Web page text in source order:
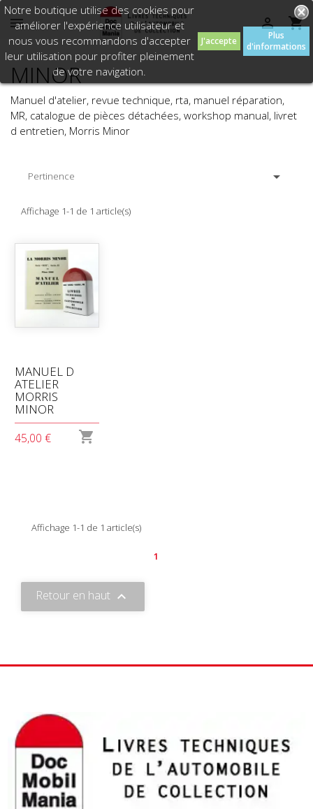
 

Notre boutique utilise des cookies pour
améliorer l'expérience utilisateur et
nous vous recommandons d'accepter
leur utilisation pour profiter pleinement
de votre navigation.
J'accepte
Plus
d'informations
MINOR
Manuel d'atelier, revue technique, rta, manuel réparation,
MR, catalogue de pièces détachées, workshop manual, livret
d entretien, Morris Minor
Pertinence 
Affichage 1-1 de 1 article(s)
MANUEL D
ATELIER
MORRIS
MINOR
45,00 € 
Affichage 1-1 de 1 article(s)
1
Retour en haut 